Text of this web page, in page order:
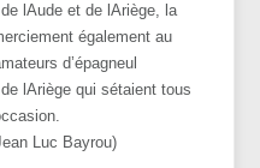
lAude et de lAriège, la
également au
d’épagneul
lAriège qui sétaient tous
Luc Bayrou)